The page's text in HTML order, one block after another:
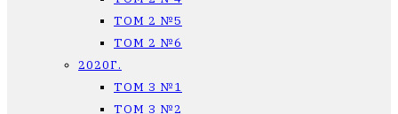
ТОМ 2 №5
ТОМ 2 №6
2020Г.
ТОМ 3 №1
ТОМ 3 №2